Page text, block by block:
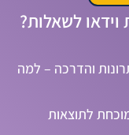
לשאלות?
והדרכה – למה
לתוצאות